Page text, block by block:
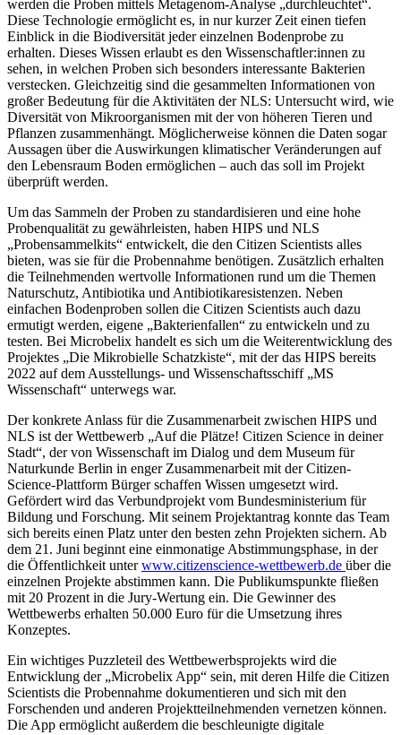
werden die Proben mittels Metagenom-Analyse „durchleuchtet“.
Diese Technologie ermöglicht es, in nur kurzer Zeit einen tiefen
Einblick in die Biodiversität jeder einzelnen Bodenprobe zu
erhalten. Dieses Wissen erlaubt es den Wissenschaftler:innen zu
sehen, in welchen Proben sich besonders interessante Bakterien
verstecken. Gleichzeitig sind die gesammelten Informationen von
großer Bedeutung für die Aktivitäten der NLS: Untersucht wird, wie
Diversität von Mikroorganismen mit der von höheren Tieren und
Pflanzen zusammenhängt. Möglicherweise können die Daten sogar
Aussagen über die Auswirkungen klimatischer Veränderungen auf
den Lebensraum Boden ermöglichen – auch das soll im Projekt
überprüft werden.
Um das Sammeln der Proben zu standardisieren und eine hohe
Probenqualität zu gewährleisten, haben HIPS und NLS
„Probensammelkits“ entwickelt, die den Citizen Scientists alles
bieten, was sie für die Probennahme benötigen. Zusätzlich erhalten
die Teilnehmenden wertvolle Informationen rund um die Themen
Naturschutz, Antibiotika und Antibiotikaresistenzen. Neben
einfachen Bodenproben sollen die Citizen Scientists auch dazu
ermutigt werden, eigene „Bakterienfallen“ zu entwickeln und zu
testen. Bei Microbelix handelt es sich um die Weiterentwicklung des
Projektes „Die Mikrobielle Schatzkiste“, mit der das HIPS bereits
2022 auf dem Ausstellungs- und Wissenschaftsschiff „MS
Wissenschaft“ unterwegs war.
Der konkrete Anlass für die Zusammenarbeit zwischen HIPS und
NLS ist der Wettbewerb „Auf die Plätze! Citizen Science in deiner
Stadt“, der von Wissenschaft im Dialog und dem Museum für
Naturkunde Berlin in enger Zusammenarbeit mit der Citizen-
Science-Plattform Bürger schaffen Wissen umgesetzt wird.
Gefördert wird das Verbundprojekt vom Bundesministerium für
Bildung und Forschung. Mit seinem Projektantrag konnte das Team
sich bereits einen Platz unter den besten zehn Projekten sichern. Ab
dem 21. Juni beginnt eine einmonatige Abstimmungsphase, in der
die Öffentlichkeit unterwww.citizenscience-wettbewerb.de über die
einzelnen Projekte abstimmen kann. Die Publikumspunkte fließen
mit 20 Prozent in die Jury-Wertung ein. Die Gewinner des
Wettbewerbs erhalten 50.000 Euro für die Umsetzung ihres
Konzeptes.
Ein wichtiges Puzzleteil des Wettbewerbsprojekts wird die
Entwicklung der „Microbelix App“ sein, mit deren Hilfe die Citizen
Scientists die Probennahme dokumentieren und sich mit den
Forschenden und anderen Projektteilnehmenden vernetzen können.
Die App ermöglicht außerdem die beschleunigte digitale